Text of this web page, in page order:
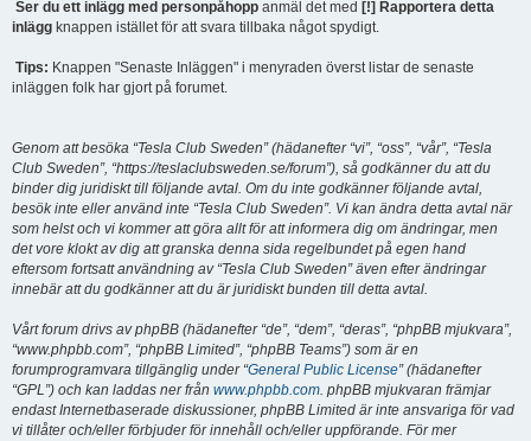
Ser du ett inlägg med personpåhopp anmäl det med [!] Rapportera detta
inlägg knappen istället för att svara tillbaka något spydigt.
Tips: Knappen "Senaste Inläggen" i menyraden överst listar de senaste
inläggen folk har gjort på forumet.
Genom att besöka “Tesla Club Sweden” (hädanefter “vi”, “oss”, “vår”, “Tesla
Club Sweden”, “https://teslaclubsweden.se/forum”), så godkänner du att du
binder dig juridiskt till följande avtal. Om du inte godkänner följande avtal,
besök inte eller använd inte “Tesla Club Sweden”. Vi kan ändra detta avtal när
som helst och vi kommer att göra allt för att informera dig om ändringar, men
det vore klokt av dig att granska denna sida regelbundet på egen hand
eftersom fortsatt användning av “Tesla Club Sweden” även efter ändringar
innebär att du godkänner att du är juridiskt bunden till detta avtal.
Vårt forum drivs av phpBB (hädanefter “de”, “dem”, “deras”, “phpBB mjukvara”,
“www.phpbb.com”, “phpBB Limited”, “phpBB Teams”) som är en
forumprogramvara tillgänglig under “General Public License” (hädanefter
“GPL”) och kan laddas ner från www.phpbb.com. phpBB mjukvaran främjar
endast Internetbaserade diskussioner, phpBB Limited är inte ansvariga för vad
vi tillåter och/eller förbjuder för innehåll och/eller uppförande. För mer